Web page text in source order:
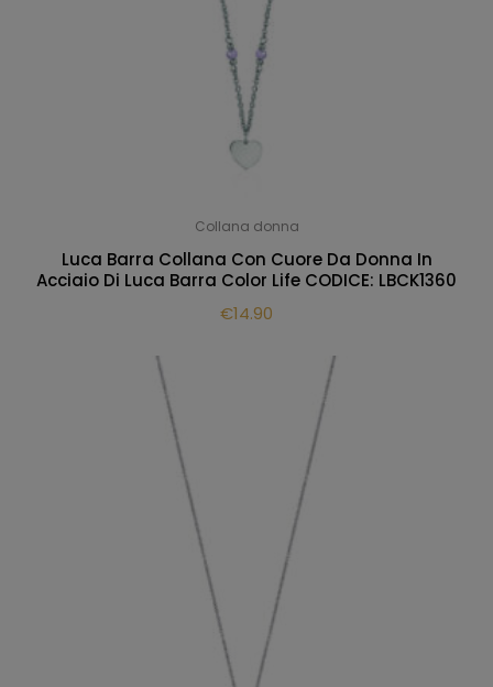
Collana donna
Luca Barra Collana Con Cuore Da Donna In
Acciaio Di Luca Barra Color Life CODICE: LBCK1360
€14.90